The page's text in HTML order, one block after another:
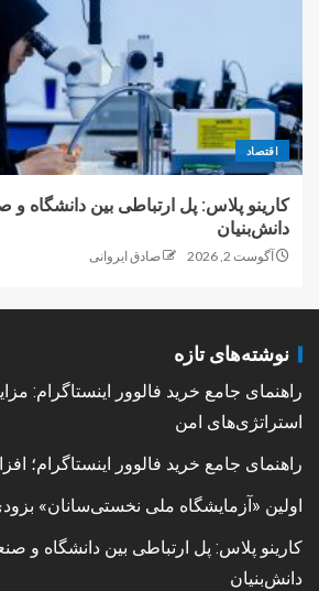
اقتصاد
کارینو پلاس: پل ارتباطی بین دانشگاه
دانش‌بنیان
آگوست 2, 2026 صادق ایروانی
نوشته‌های تازه
راهنمای جامع خرید فالوور اینستاگرام:
استراتژی‌های امن
راهنمای جامع خرید فالوور اینستاگرام؛
اولین «آزمایشگاه ملی نخستی‌سانان»
کارینو پلاس: پل ارتباطی بین دانشگاه و
دانش‌بنیان